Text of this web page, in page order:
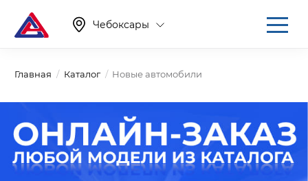
Чебоксары
Главная Каталог Новые автомобили